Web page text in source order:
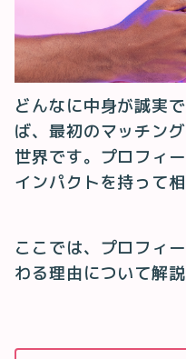
どんなに中身が誠実
ば、最初のマッチン
世界です。プロフィ
インパクトを持って
ここでは、プロフィ
わる理由について解説